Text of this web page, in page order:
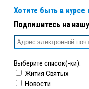
Хотите быть в курсе
Подпишитесь на
Выберите список(-ки):
Жития Святых
Новости